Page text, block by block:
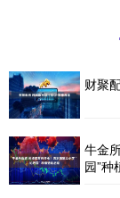
财聚
牛金
园”种